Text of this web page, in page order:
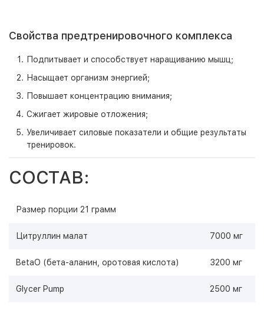
Свойства предтренировочного комплекса
Подпитывает и способствует наращиванию мышц;
Насыщает организм энергией;
Повышает концентрацию внимания;
Сжигает жировые отложения;
Увеличивает силовые показатели и общие результаты
тренировок.
СОСТАВ:
Размер порции 21 грамм
Цитруллин малат 7000 мг
BetaO (бета-аланин, оротовая кислота) 3200 мг
Glycer Pump 2500 мг